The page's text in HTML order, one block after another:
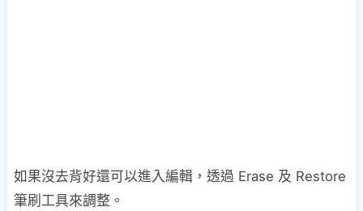
如果沒去背好還可以進入編輯，透過 Erase 及 Restore
筆刷工具來調整。